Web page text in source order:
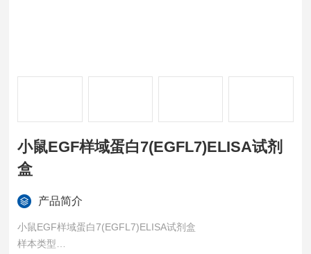
小鼠EGF样域蛋白7(EGFL7)ELISA试剂
盒
产品简介
小鼠EGF样域蛋白7(EGFL7)ELISA试剂盒
样本类型